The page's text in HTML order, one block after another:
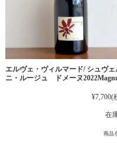
エルヴェ・ヴィルマード/ シュヴェ
ニ・ルージュ ドメーヌ
¥7,700(
在
商品